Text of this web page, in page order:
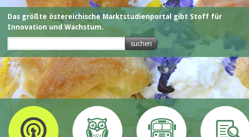
Das größte östereichische Marktstudienportal gibt Stoff für
Innovation und Wachstum.